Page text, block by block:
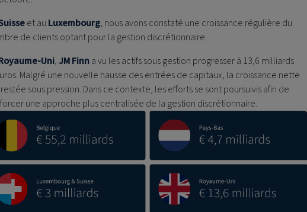
et au Luxembourg, nous avons constaté une croissance régulière du
de clients optant pour la gestion discrétionnaire.
Uni, JM Finna vu les actifs sous gestion progresser à 13,6 milliards
Malgré une nouvelle hausse des entrées de capitaux, la croissance nette
sous pression. Dans ce contexte, les efforts se sont poursuivis afin de
une approche plus centralisée de la gestion discrétionnaire.